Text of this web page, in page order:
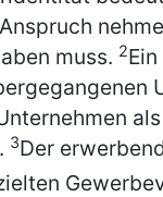
muss. 2
3Der